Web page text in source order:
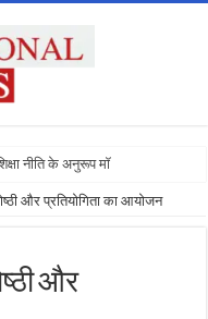
नीति के अनुरूप मॉडिफाई किय
और प्रतियोगिता का आयोजन
और